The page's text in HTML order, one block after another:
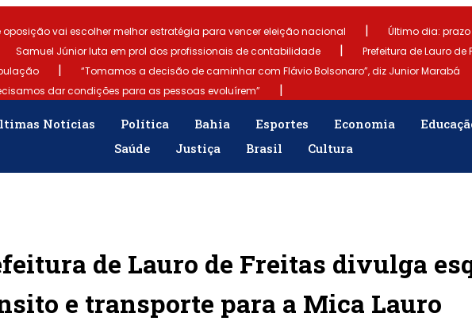
oposição vai escolher melhor estratégia para vencer eleição nacional
|
Último dia:
Samuel Júnior luta em prol dos profissionais de contabilidade |
Prefeitura de Lauro
| “Tomamos a decisão de caminhar com Flávio Bolsonaro”, diz Junior Marabá
dar condições para as pessoas evoluírem”
|
Notícias Política Bahia Esportes Economia
Saúde
Justiça Brasil Cultura
de Lauro de Freitas divulga
e transporte para a Mica Lauro